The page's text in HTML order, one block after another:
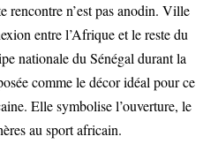
rencontre n’est pas anodin. Ville
entre l’Afrique et le reste du
nationale du Sénégal durant la
comme le décor idéal pour ce
Elle symbolise l’ouverture, le
au sport africain.